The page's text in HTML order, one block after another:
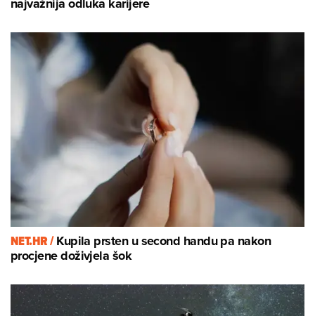
NET.HR /Kupila prsten u second handu pa nakon
procjene doživjela šok